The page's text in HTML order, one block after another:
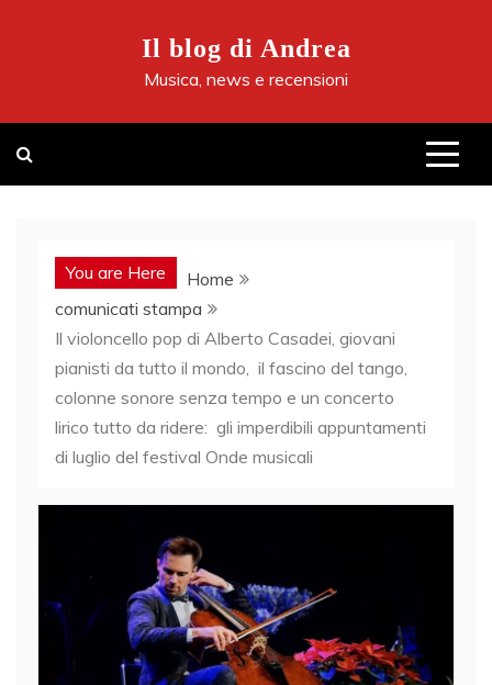
Il blog di Andrea
Musica, news e recensioni
You are Here
Home
comunicati stampa
Il violoncello pop di Alberto Casadei, giovani
pianisti da tutto il mondo, il fascino del tango,
colonne sonore senza tempo e un concerto
lirico tutto da ridere: gli imperdibili appuntamenti
di luglio del festival Onde musicali